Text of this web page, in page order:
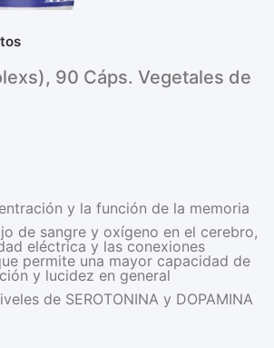
90 Cáps. Vegetales de
y la función de la memoria
de sangre y oxígeno en el cerebro,
eléctrica y las conexiones
permite una mayor capacidad de
y lucidez en general
de SEROTONINA y DOPAMINA